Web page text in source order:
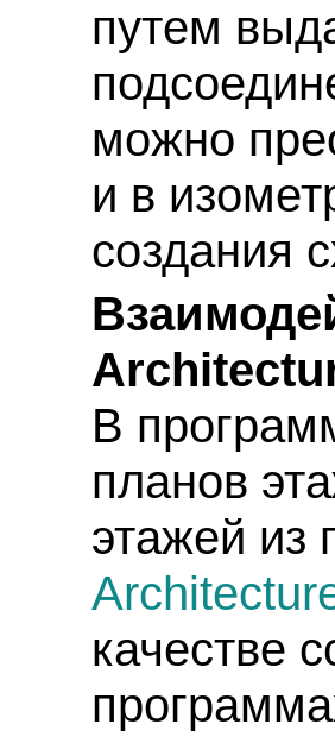
путем
можно
и в
создания
В
планов
этажей из
качестве